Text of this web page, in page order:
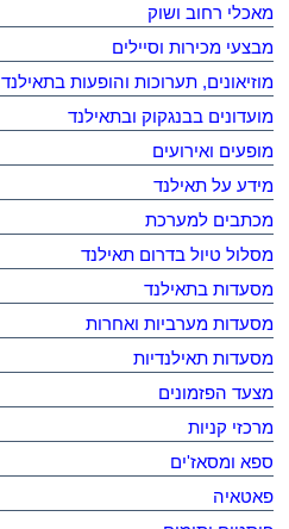
מאכלי רחוב ושוק
מבצעי מכירות וסיילים
מוזיאונים, תערוכות והופעות בתאילנד
מועדונים בבנגקוק ובתאילנד
מופעים ואירועים
מידע על תאילנד
מכתבים למערכת
מסלול טיול בדרום תאילנד
מסעדות בתאילנד
מסעדות מערביות ואחרות
מסעדות תאילנדיות
מצעד הפזמונים
מרכזי קניות
ספא ומסאז'ים
פאטאיה